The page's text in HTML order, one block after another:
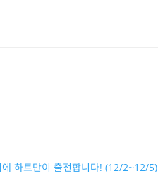
하트만이 출전합니다! (12/2~12/5)